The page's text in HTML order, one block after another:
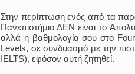
Στην περίπτωση ενός από τα
Πανεπιστήμιο ΔΕΝ είναι το
αλλά η βαθμολογία σου στο
Levels, σε συνδυασμό με την
IELTS), εφόσον αυτή ζητηθεί.